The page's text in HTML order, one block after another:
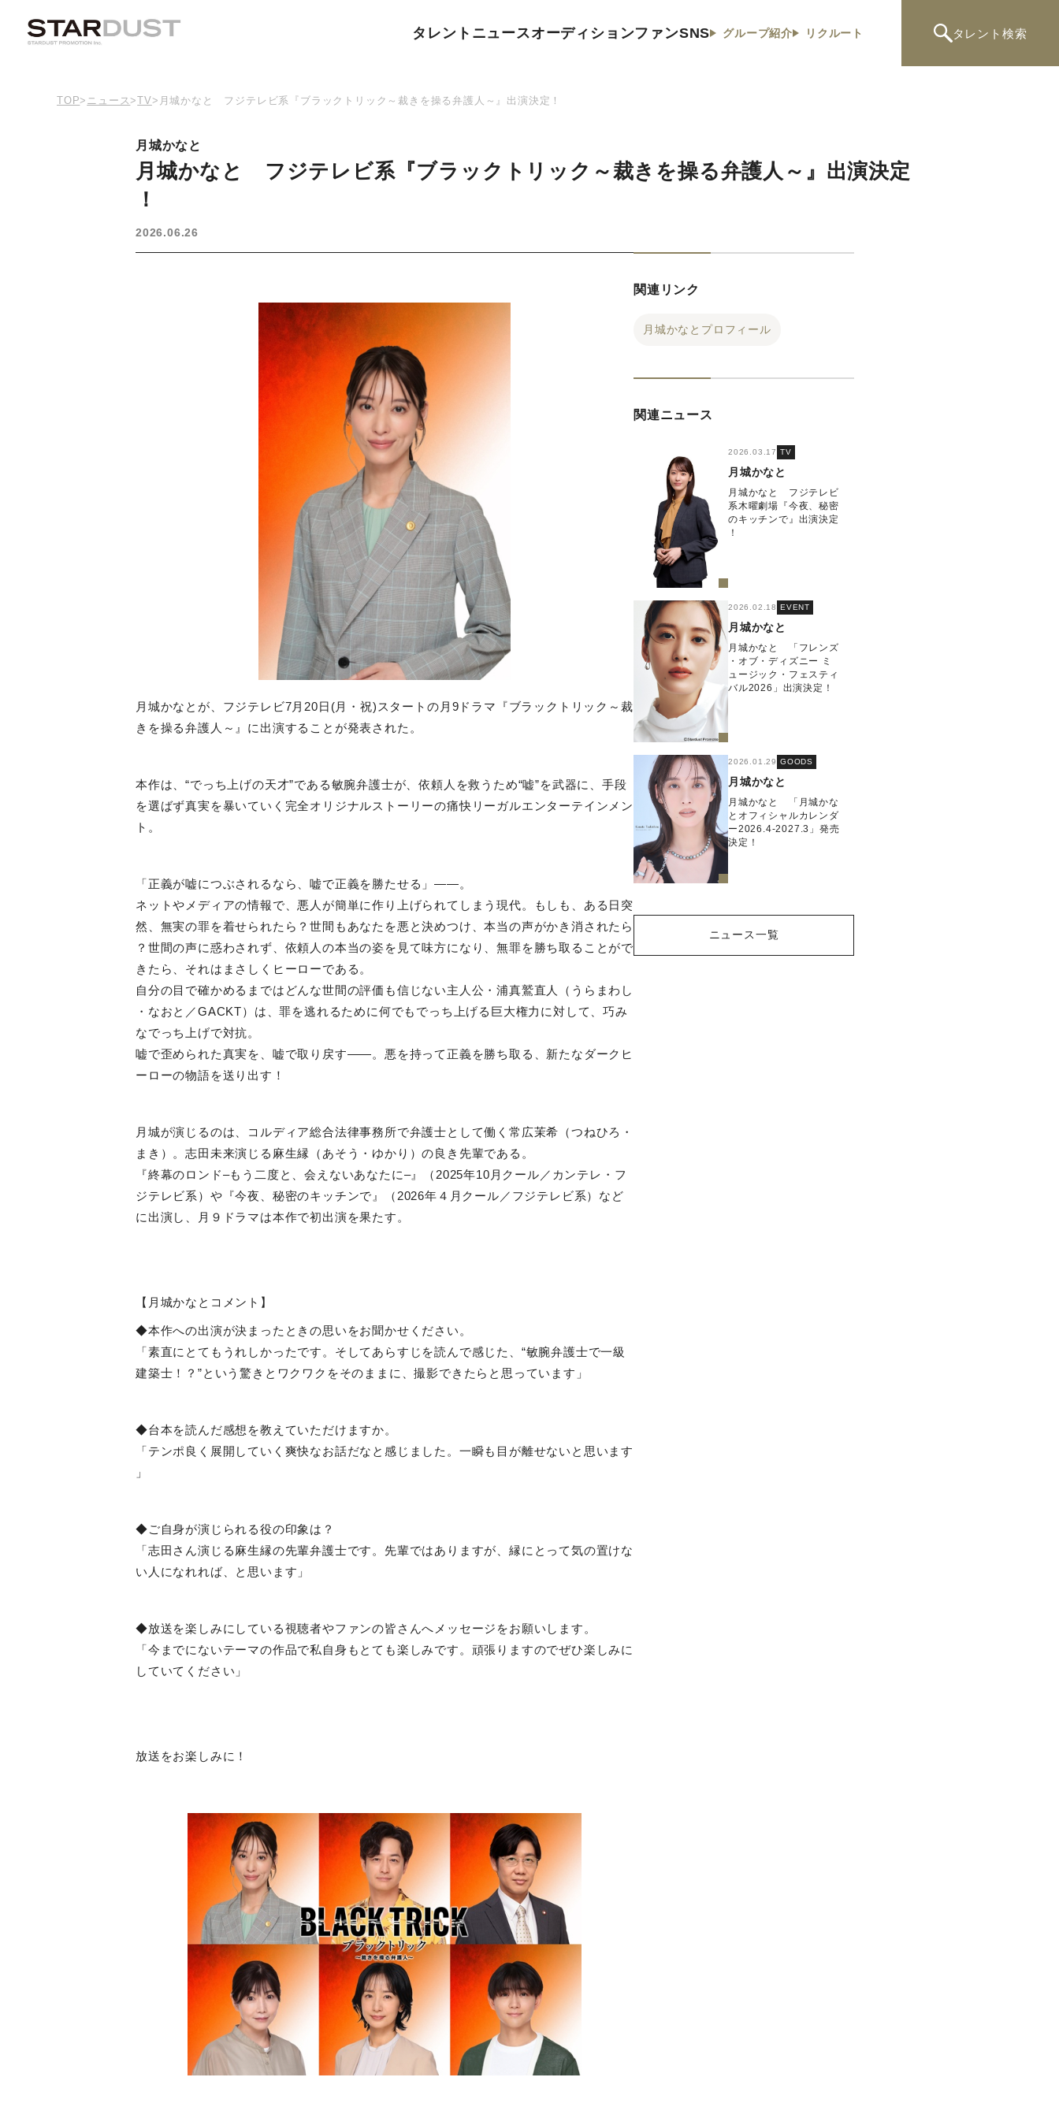
タレント ニュースオーディションファンSNS グループ紹介 リクルート タレント 検索
TOP> ニュース>TV> 月城かなと フジテレビ系『ブラックトリック～裁きを操る弁護人～』出演決定！
月城かなと
月城かなと フジテレビ系『ブラックトリック～裁きを操る弁護人～』出演決定
！
2026.06.26
月城かなとが、フジテレビ7月 20日 (月・祝) スタートの月 9 ドラマ『ブラックトリック～裁
きを操る弁護人～』に出演することが発表された。
本作は、“でっち上げの天才”である敏腕弁護士が、依頼人を救うため“嘘”を武器に、手段
を選ばず真実を暴いていく完全オリジナルストーリーの痛快リーガルエンターテインメン
ト。
「正義が嘘につぶされるなら、嘘で正義を勝たせる」――。
ネットやメディアの情報で、悪人が簡単に作り上げられてしまう現代。もしも、ある日突
然、無実の罪を着せられたら？世間もあなたを悪と決めつけ、本当の声がかき消されたら
？世間の声に惑わされず、依頼人の本当の姿を見て味方になり、無罪を勝ち取ることがで
きたら、それはまさしくヒーローである。
自分の目で確かめるまではどんな世間の評価も信じない主人公・浦真鷲直人（うらまわし
・なおと／GACKT）は、罪を逃れるために何でもでっち上げる巨大権力に対して、巧み
なでっち上げで対抗。
嘘で歪められた真実を、嘘で取り戻す――。悪を持って正義を勝ち取る、新たなダークヒ
ーローの物語を送り出す！
月城が演じるのは、コルディア総合法律事務所で弁護士として働く常広茉希（つねひろ・
まき）。志田未来演じる麻生縁（あそう・ゆかり）の良き先輩である。
『終幕のロンド–もう二度と、会えないあなたに–』（ 2025年10 月クール／カンテレ・フ
ジテレビ系）や『今夜、秘密のキッチンで』（ 2026年４月クール／フジテレビ系）など
に出演し、月９ドラマは本作で初出演を果たす。
【月城かなとコメント】
◆本作への出演が決まったときの思いをお聞かせください。
「素直にとてもうれしかったです。そしてあらすじを読んで感じた、“敏腕弁護士で一級
建築士！？”という驚きとワクワクをそのままに、撮影できたらと思っています」
◆台本を読んだ感想を教えていただけますか。
「テンポ良く展開していく爽快なお話だなと感じました。一瞬も目が離せないと思います
」
◆ご自身が演じられる役の印象は？
「志田さん演じる麻生縁の先輩弁護士です。先輩ではありますが、縁にとって気の置けな
い人になれれば、と思います」
◆放送を楽しみにしている視聴者やファンの皆さんへメッセージをお願いします。
「今までにないテーマの作品で私自身もとても楽しみです。頑張りますのでぜひ楽しみに
していてください」
放送をお楽しみに！
関連リンク
月城かなとプロフィール
関連ニュース
2026.03.17 TV
月城かなと
月城かなと フジテレビ
系木曜劇場『今夜、秘密
のキッチンで』出演決定
！
2026.02.18 EVENT
月城かなと
月城かなと 「フレンズ
・オブ・ディズニー ミ
ュージック・フェスティ
バル2026」出演決定！
2026.01.29 GOODS
月城かなと
月城かなと 「月城かな
とオフィシャルカレンダ
ー2026.4-2027.3」発売
決定！
ニュース一覧